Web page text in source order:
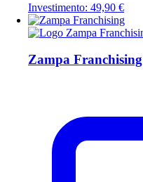
Investimento: 49,90 €
Zampa Franchising